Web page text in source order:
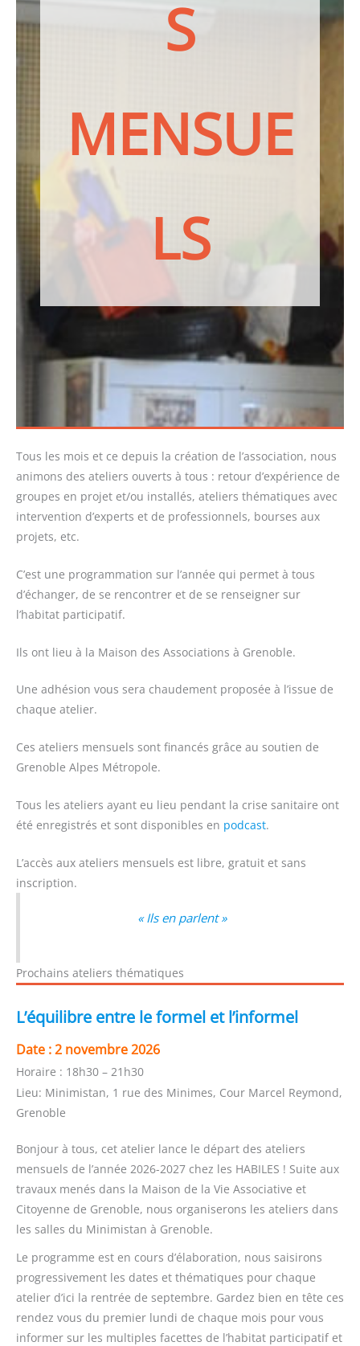
S
MENSUE
LS
Tous les mois et ce depuis la création de l’association, nous
animons des ateliers ouverts à tous : retour d’expérience de
groupes en projet et/ou installés, ateliers thématiques avec
intervention d’experts et de professionnels, bourses aux
projets, etc.
C’est une programmation sur l’année qui permet à tous
d’échanger, de se rencontrer et de se renseigner sur
l’habitat participatif.
Ils ont lieu à la Maison des Associations à Grenoble.
Une adhésion vous sera chaudement proposée à l’issue de
chaque atelier.
Ces ateliers mensuels sont financés grâce au soutien de
Grenoble Alpes Métropole.
Tous les ateliers ayant eu lieu pendant la crise sanitaire ont
été enregistrés et sont disponibles en podcast.
L’accès aux ateliers mensuels est libre, gratuit et sans
inscription.
« Ils en parlent »
Prochains ateliers thématiques
L’équilibre entre le formel et l’informel
Date :2 novembre 2026
Horaire : 18h30 – 21h30
Lieu: Minimistan, 1 rue des Minimes, Cour Marcel Reymond,
Grenoble
Bonjour à tous, cet atelier lance le départ des ateliers
mensuels de l’année 2026-2027 chez les HABILES ! Suite aux
travaux menés dans la Maison de la Vie Associative et
Citoyenne de Grenoble, nous organiserons les ateliers dans
les salles du Minimistan à Grenoble.
Le programme est en cours d’élaboration, nous saisirons
progressivement les dates et thématiques pour chaque
atelier d’ici la rentrée de septembre. Gardez bien en tête ces
rendez vous du premier lundi de chaque mois pour vous
informer sur les multiples facettes de l’habitat participatif et